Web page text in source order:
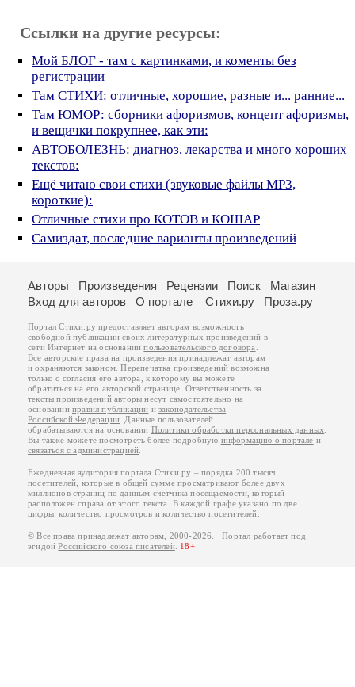
Ссылки на другие ресурсы:
Мой БЛОГ - там с картинками, и коменты без
регистрации
Там СТИХИ: отличные, хорошие, разные и... ранние...
Там ЮМОР: сборники афоризмов, концепт афоризмы,
и вещички покрупнее, как эти:
АВТОБОЛЕЗНЬ: диагноз, лекарства и много хороших
текстов:
Ещё читаю свои стихи (звуковые файлы МР3,
короткие):
Отличные стихи про КОТОВ и КОШАР
Самиздат, последние варианты произведений
Авторы Произведения Рецензии Поиск
Магазин
Вход для авторов
О портале Стихи.ру Проза.ру
Портал Стихи.ру предоставляет авторам возможность
свободной публикации своих литературных произведений в
сети Интернет на основаниипользовательского договора
Все авторские права на произведения принадлежат авторам
и охраняются законом . Перепечатка произведений возможна
только с согласия его автора, к которому вы можете
обратиться на его авторской странице. Ответственность за
тексты произведений авторы несут самостоятельно на
основанииправил публикации изаконодательства
Российской Федерации . Данные пользователей
обрабатываются на основании Политики обработки персональных данных
Вы также можете посмотреть более подробную информацию о портале и
связаться с администрацией
Ежедневная аудитория портала Стихи.ру – порядка 200 тысяч
посетителей, которые в общей сумме просматривают более двух
миллионов страниц по данным счетчика посещаемости, который
расположен справа от этого текста. В каждой графе указано по две
цифры: количество просмотров и количество посетителей.
© Все права принадлежат авторам, 2000-2026. Портал работает под
эгидойРоссийского союза писателей. 18+